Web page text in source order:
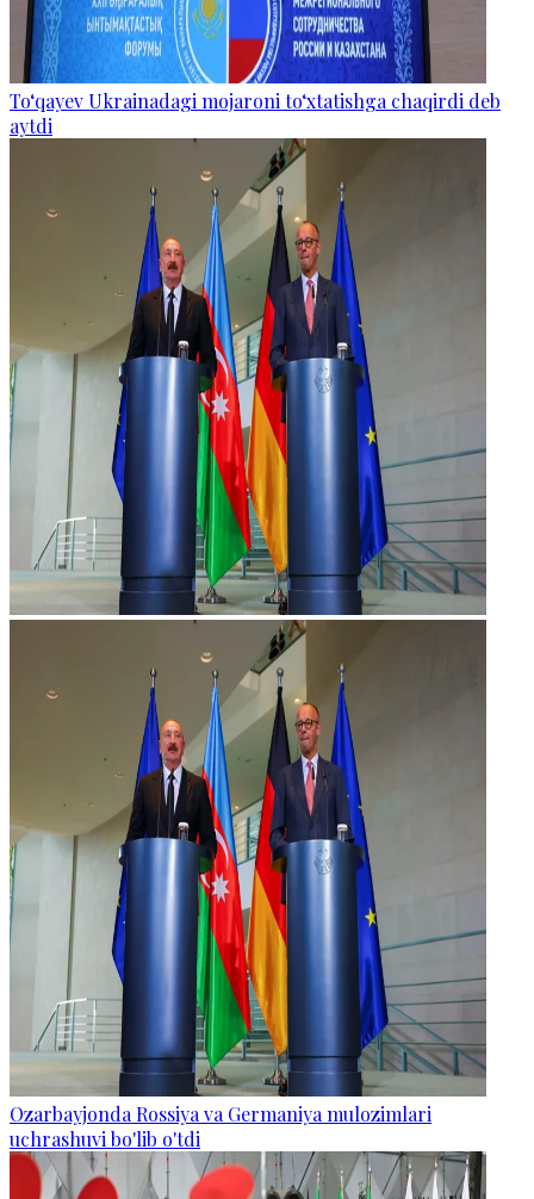
To‘qayev Ukrainadagi mojaroni to‘xtatishga chaqirdi deb
aytdi
Ozarbayjonda Rossiya va Germaniya mulozimlari
uchrashuvi bo'lib o'tdi